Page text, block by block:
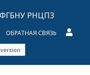
РНЦПЗ
ОБРАТНАЯ СВЯЗЬ